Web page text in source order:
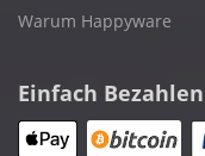
Warum Happyware
Einfach Bezahlen